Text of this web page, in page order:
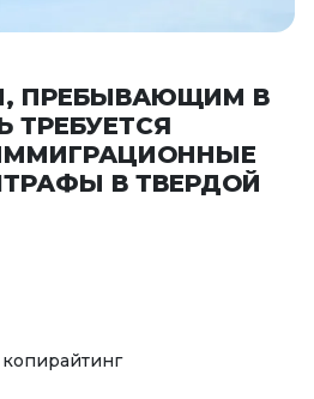
ПРЕБЫВАЮЩИМ В
ТРЕБУЕТСЯ
В ТВЕРДОЙ